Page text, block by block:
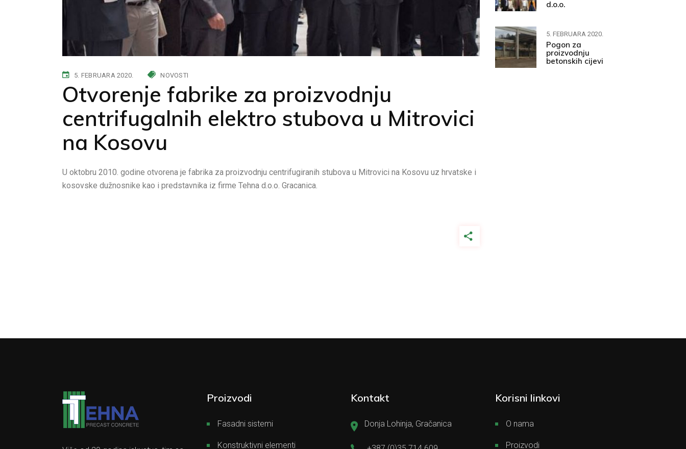
5. FEBRUARA 2020. NOVOSTI
Otvorenje fabrike za proizvodnju
centrifugalnih elektro stubova u Mitrovici
na Kosovu
U oktobru 2010. godine otvorena je fabrika za proizvodnju centrifugiranih stubova u Mitrovici na Kosovu uz hrvatske i
kosovske dužnosnike kao i predstavnika iz firme Tehna d.o.o. Gracanica.
d.o.o.
5. FEBRUARA 2020.
Pogon za
proizvodnju
betonskih cijevi
Proizvodi
Fasadni sistemi
Konstruktivni elementi
Kontakt
Donja Lohinja, Gračanica
Korisni linkovi
O nama
Proizvodi